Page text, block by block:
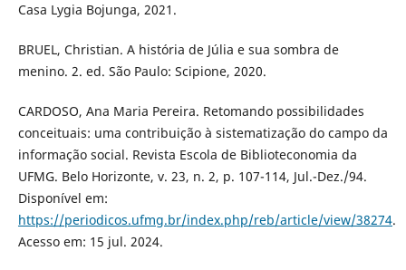
Casa Lygia Bojunga, 2021.
BRUEL, Christian. A história de Júlia e sua sombra de
menino. 2. ed. São Paulo: Scipione, 2020.
CARDOSO, Ana Maria Pereira. Retomando possibilidades
conceituais: uma contribuição à sistematização do campo da
informação social. Revista Escola de Biblioteconomia da
UFMG. Belo Horizonte, v. 23, n. 2, p. 107-114, Jul.-Dez./94.
Disponível em:
https://periodicos.ufmg.br/index.php/reb/article/view/38274.
Acesso em: 15 jul. 2024.